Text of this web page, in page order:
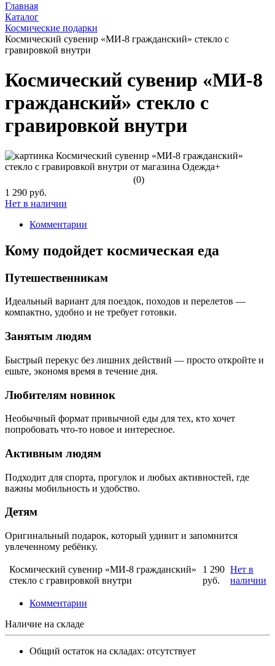
Главная
Каталог
Космические подарки
Космический сувенир «МИ-8 гражданский» стекло с
гравировкой внутри
Космический сувенир «МИ-8
гражданский» стекло с
гравировкой внутри
(0)
1 290 руб.
Нет в наличии
Комментарии
Кому подойдет космическая еда
Путешественникам
Идеальный вариант для поездок, походов и перелетов —
компактно, удобно и не требует готовки.
Занятым людям
Быстрый перекус без лишних действий — просто откройте и
ешьте, экономя время в течение дня.
Любителям новинок
Необычный формат привычной еды для тех, кто хочет
попробовать что-то новое и интересное.
Активным людям
Подходит для спорта, прогулок и любых активностей, где
важны мобильность и удобство.
Детям
Оригинальный подарок, который удивит и запомнится
увлеченному ребёнку.
Космический сувенир «МИ-8 гражданский»
стекло с гравировкой внутри
1 290
руб.
Нет в
наличии
Комментарии
Наличие на складе
Общий остаток на складах: отсутствует